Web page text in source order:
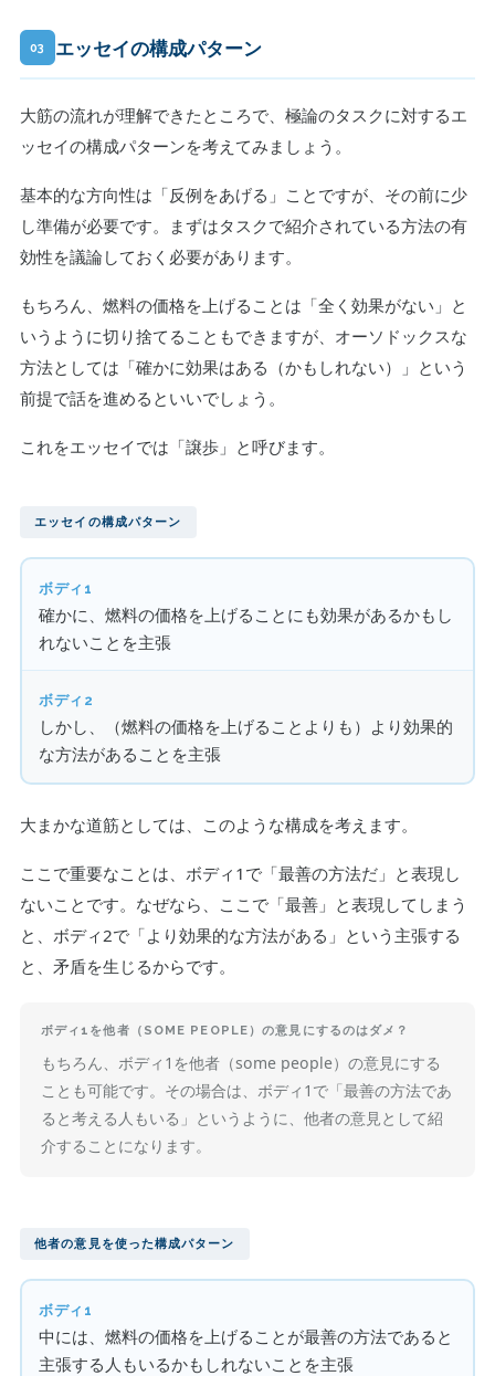
03 エッセイの構成パターン
大筋の流れが理解できたところで、極論のタスクに対するエ
ッセイの構成パターンを考えてみましょう。
基本的な方向性は「反例をあげる」ことですが、その前に少
し準備が必要です。まずはタスクで紹介されている方法の有
効性を議論しておく必要があります。
もちろん、燃料の価格を上げることは「全く効果がない」と
いうように切り捨てることもできますが、オーソドックスな
方法としては「確かに効果はある（かもしれない）」という
前提で話を進めるといいでしょう。
これをエッセイでは「譲歩」と呼びます。
エッセイの構成パターン
ボディ1
確かに、燃料の価格を上げることにも効果があるかもし
れないことを主張
ボディ2
しかし、（燃料の価格を上げることよりも）より効果的
な方法があることを主張
大まかな道筋としては、このような構成を考えます。
ここで重要なことは、ボディ1で「最善の方法だ」と表現し
ないことです。なぜなら、ここで「最善」と表現してしまう
と、ボディ2で「より効果的な方法がある」という主張する
と、矛盾を生じるからです。
ボディ1を他者（SOME PEOPLE）の意見にするのはダメ？
もちろん、ボディ1を他者（some people）の意見にする
ことも可能です。その場合は、ボディ1で「最善の方法であ
ると考える人もいる」というように、他者の意見として紹
介することになります。
他者の意見を使った構成パターン
ボディ1
中には、燃料の価格を上げることが最善の方法であると
主張する人もいるかもしれないことを主張